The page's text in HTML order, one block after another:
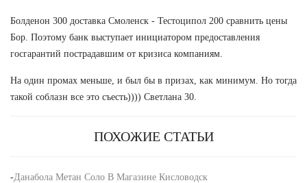
Болденон 300 доставка Смоленск - Тестоципол 200 сравнить цены
Бор. Поэтому банк выступает инициатором предоставления
госгарантий пострадавшим от кризиса компаниям.
На один промах меньше, и был бы в призах, как минимум. Но тогда
такой соблазн все это съесть)))) Светлана 30.
ПОХОЖИЕ СТАТЬИ
-Данабола Метан Соло В Магазине Кисловодск